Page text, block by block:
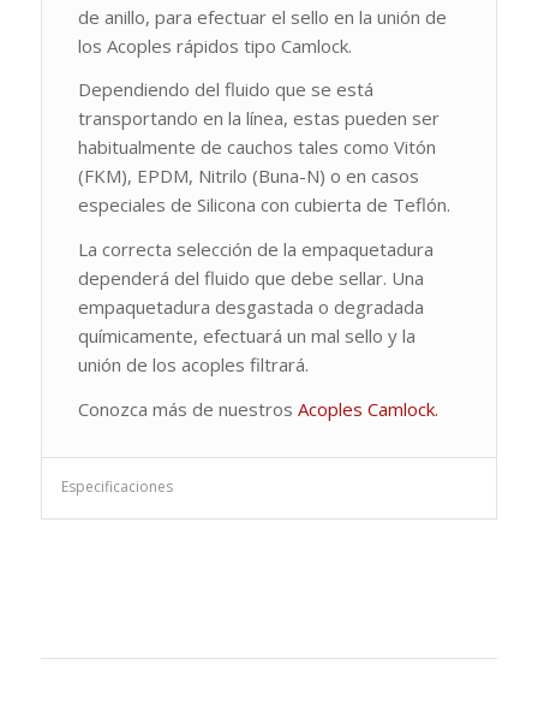
de anillo, para efectuar el sello en la unión de
los Acoples rápidos tipo Camlock.
Dependiendo del fluido que se está
transportando en la línea, estas pueden ser
habitualmente de cauchos tales como Vitón
(FKM), EPDM, Nitrilo (Buna-N) o en casos
especiales de Silicona con cubierta de Teflón.
La correcta selección de la empaquetadura
dependerá del fluido que debe sellar. Una
empaquetadura desgastada o degradada
químicamente, efectuará un mal sello y la
unión de los acoples filtrará.
Conozca más de nuestros Acoples Camlock.
Especificaciones